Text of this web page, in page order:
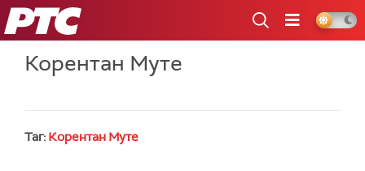
РТС
Корентан Муте
Таг: Корентан Муте